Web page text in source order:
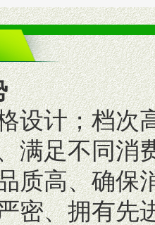
设计；档次
满足不同消
质高、确保
密、拥有先